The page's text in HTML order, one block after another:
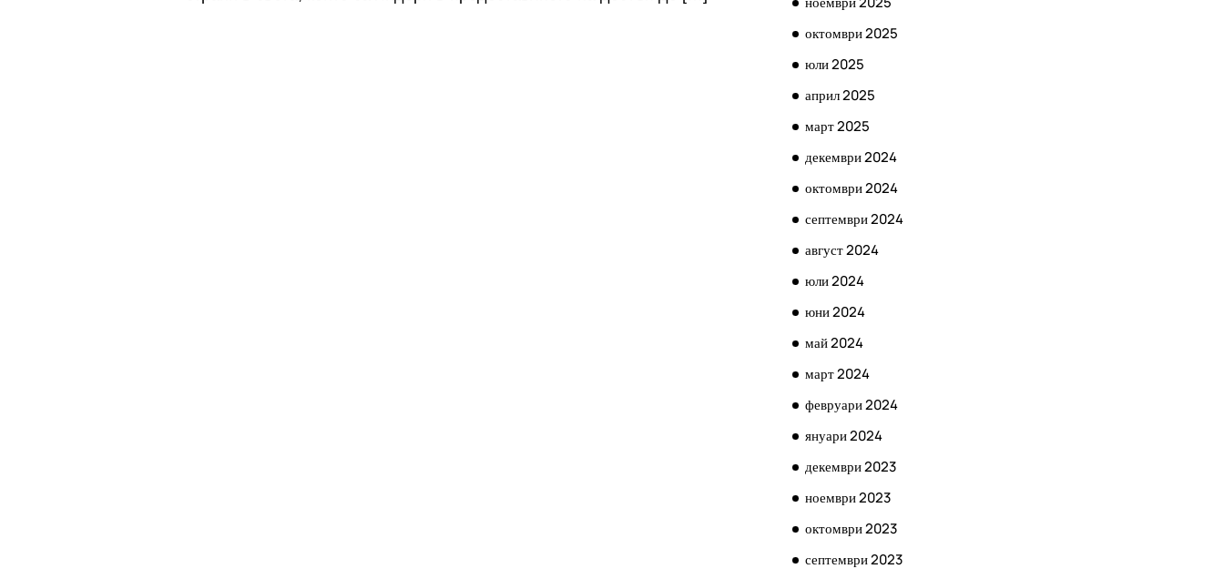
октомври 2025
юли 2025
април 2025
март 2025
декември 2024
октомври 2024
септември 2024
август 2024
юли 2024
юни 2024
май 2024
март 2024
февруари 2024
януари 2024
декември 2023
ноември 2023
октомври 2023
септември 2023